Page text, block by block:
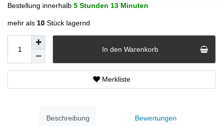
Bestellung innerhalb 5 Stunden 13 Minuten
mehr als 10 Stück lagernd
In den Warenkorb
Merkliste
Beschreibung Bewertungen